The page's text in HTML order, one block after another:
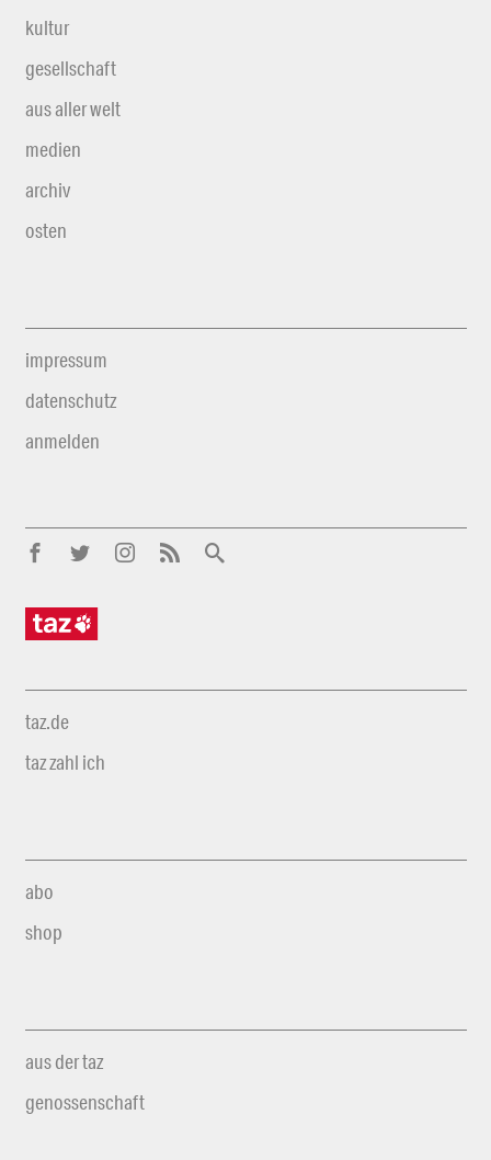
kultur
gesellschaft
aus aller welt
medien
archiv
osten
impressum
datenschutz
anmelden
taz.de
taz zahl ich
abo
shop
aus der taz
genossenschaft